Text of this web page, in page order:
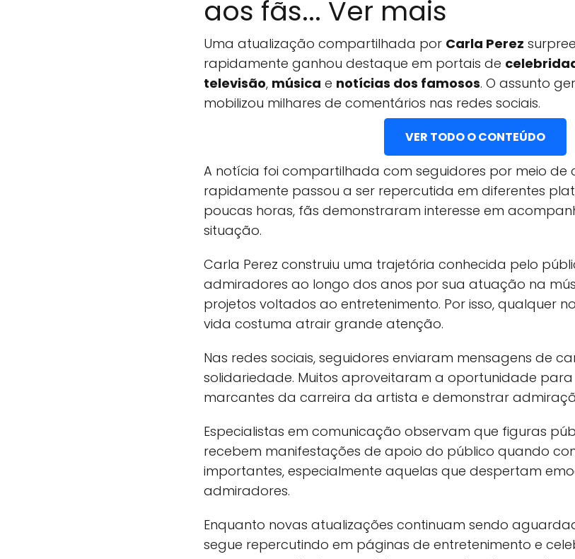
aos fãs... Ver mais
Uma atualização compartilhada por Carla Perez
rapidamente ganhou destaque em portais de
televisão, música e notícias dos famosos. O assunto
mobilizou milhares de comentários nas redes sociais.
VER TODO O CONTEÚDO
A notícia foi compartilhada com seguidores por meio de
rapidamente passou a ser repercutida em diferentes
poucas horas, fãs demonstraram interesse em
situação.
Carla Perez construiu uma trajetória conhecida pelo
admiradores ao longo dos anos por sua atuação na
projetos voltados ao entretenimento. Por isso, qualquer
vida costuma atrair grande atenção.
Nas redes sociais, seguidores enviaram mensagens de
solidariedade. Muitos aproveitaram a oportunidade
marcantes da carreira da artista e demonstrar
Especialistas em comunicação observam que figuras
recebem manifestações de apoio do público quando
importantes, especialmente aquelas que despertam
admiradores.
Enquanto novas atualizações continuam sendo
segue repercutindo em páginas de entretenimento e